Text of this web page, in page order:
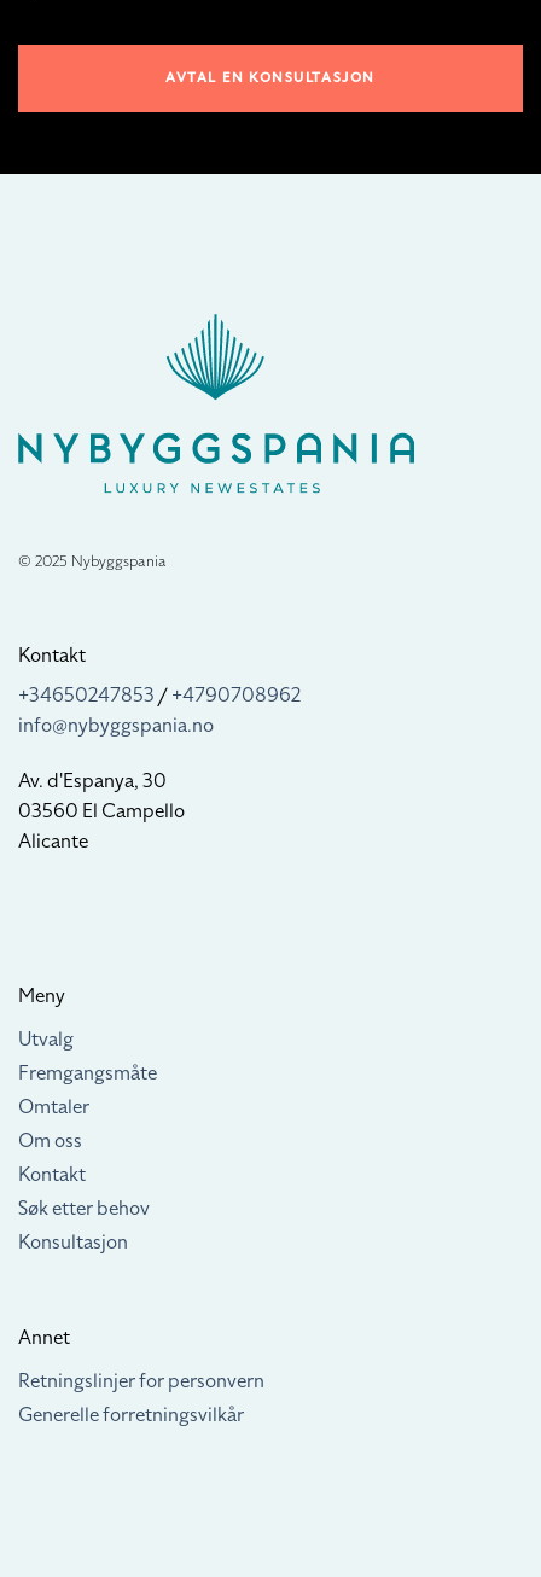
AVTAL EN KONSULTASJON
© 2025 Nybyggspania
Kontakt
+34650247853/+4790708962
info@nybyggspania.no
Av. d'Espanya, 30
03560 El Campello
Alicante
Meny
Utvalg
Fremgangsmåte
Omtaler
Om oss
Kontakt
Søk etter behov
Konsultasjon
Annet
Retningslinjer for personvern
Generelle forretningsvilkår